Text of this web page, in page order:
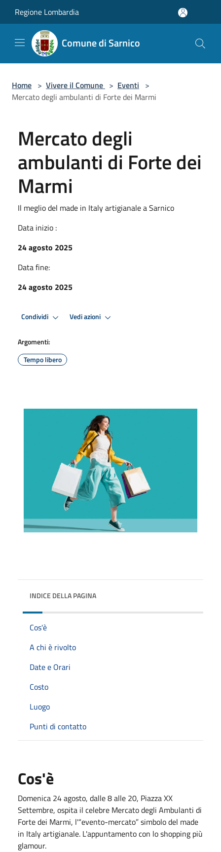
Regione Lombardia
Comune di Sarnico
Home > Vivere il Comune > Eventi >
Mercato degli ambulanti di Forte dei Marmi
Mercato degli
ambulanti di Forte dei
Marmi
Il meglio del made in Italy artigianale a Sarnico
Data inizio :
24 agosto 2025
Data fine:
24 agosto 2025
Condividi Vedi azioni
Argomenti:
Tempo libero
INDICE DELLA PAGINA
Cos'è
A chi è rivolto
Date e Orari
Costo
Luogo
Punti di contatto
Cos'è
Domenica 24 agosto, dalle 8 alle 20, Piazza XX
Settembre, ospita il celebre Mercato degli Ambulanti di
Forte dei Marmi, l'“evento-mercato” simbolo del made
in Italy artigianale. L'appuntamento con lo shopping più
glamour.